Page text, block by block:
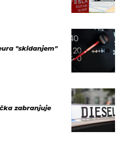
"skidanjem"
zabranjuje